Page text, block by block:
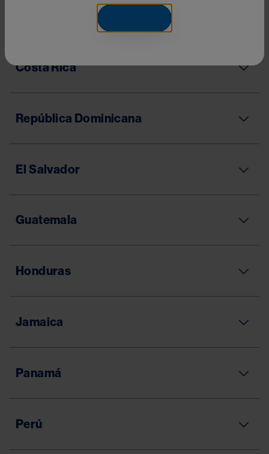
through the scan of the QR code printed on
the material and/or link provided. Please select the
respective country for your inquiry:
Costa Rica
República Dominicana
El Salvador
Guatemala
Honduras
Jamaica
Panamá
Perú